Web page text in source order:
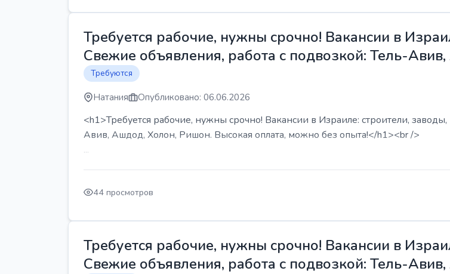
Требуется рабочие, нужны срочно! Вакансии в
Свежие объявления, работа с подвозкой: Тель-
Требуются
Натания Опубликовано: 06.06.2026
<h1>Требуется рабочие, нужны срочно! Вакансии в Израиле: строители,
Авив, Ашдод, Холон, Ришон. Высокая оплата, можно без опыта!</h1><br />
...
44 просмотров
Требуется рабочие, нужны срочно! Вакансии в
Свежие объявления, работа с подвозкой: Тель-